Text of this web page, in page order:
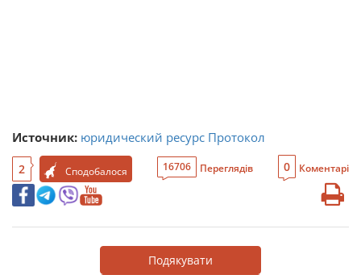
Источник: юридический ресурс Протокол
2 Сподобалося 16706 Переглядів 0 Коментарі
Подякувати